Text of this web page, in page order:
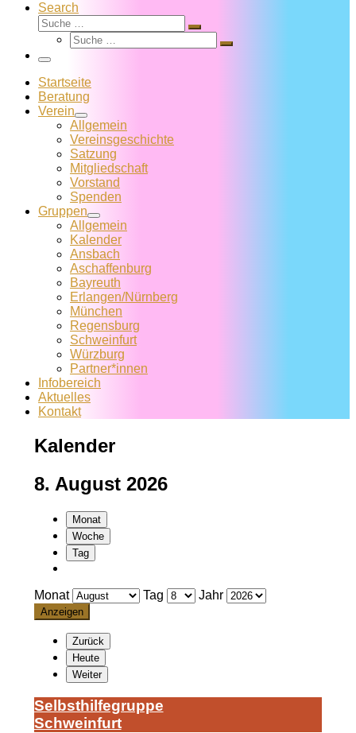
Search
Suche
Suche
Suche
Suche
Menü
Startseite
Beratung
Verein
Allgemein
Vereins­geschichte
Satzung
Mitglied­schaft
Vorstand
Spenden
Gruppen
Allgemein
Kalender
Ansbach
Aschaffenburg
Bayreuth
Erlangen/Nürnberg
München
Regensburg
Schweinfurt
Würzburg
Partner*innen
Infobereich
Aktuelles
Kontakt
Kalender
8. August 2026
Monat
Woche
Tag
Monat Tag Jahr
Zurück
Heute
Weiter
Selbst­hil­fe­grup­pe
Schwein­furt